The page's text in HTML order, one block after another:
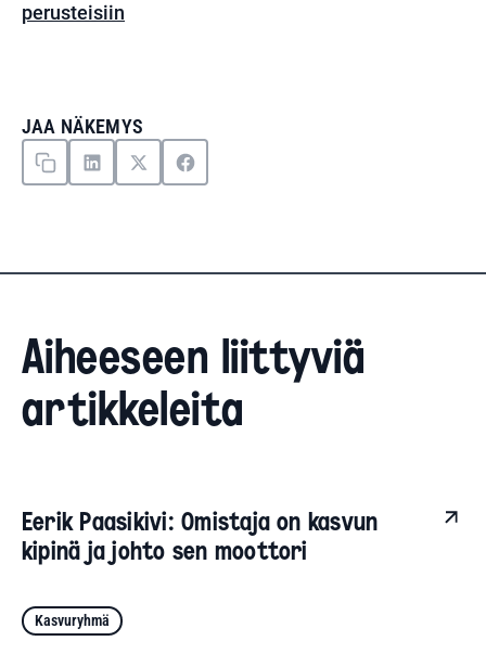
perusteisiin
JAA NÄKEMYS
Aiheeseen liittyviä
artikkeleita
Eerik Paasikivi: Omistaja on kasvun
kipinä ja johto sen moottori
Kasvuryhmä